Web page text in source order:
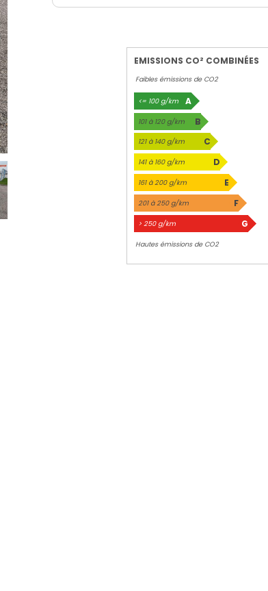
EMISSIONS CO² COMBINÉES
Faibles émissions de CO2
<= 100 g/km A
101 à 120 g/km B
121 à 140 g/km C
141 à 160 g/km D
161 à 200 g/km E
201 à 250 g/km F
> 250 g/km G
Hautes émissions de CO2